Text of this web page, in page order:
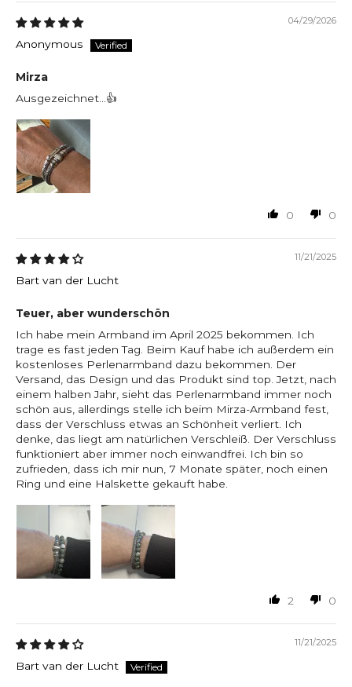
04/29/2026
Anonymous
Mirza
Ausgezeichnet…👍
0 0
11/21/2025
Bart van der Lucht
Teuer, aber wunderschön
Ich habe mein Armband im April 2025 bekommen. Ich
trage es fast jeden Tag. Beim Kauf habe ich außerdem ein
kostenloses Perlenarmband dazu bekommen. Der
Versand, das Design und das Produkt sind top. Jetzt, nach
einem halben Jahr, sieht das Perlenarmband immer noch
schön aus, allerdings stelle ich beim Mirza-Armband fest,
dass der Verschluss etwas an Schönheit verliert. Ich
denke, das liegt am natürlichen Verschleiß. Der Verschluss
funktioniert aber immer noch einwandfrei. Ich bin so
zufrieden, dass ich mir nun, 7 Monate später, noch einen
Ring und eine Halskette gekauft habe.
2 0
11/21/2025
Bart van der Lucht